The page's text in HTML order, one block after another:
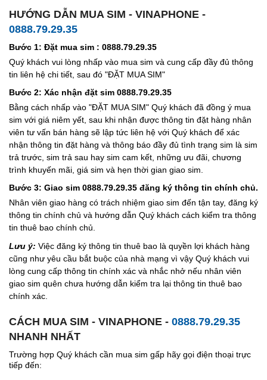
HƯỚNG DẪN MUA SIM - VINAPHONE -
0888.79.29.35
Bước 1: Đặt mua sim : 0888.79.29.35
Quý khách vui lòng nhấp vào mua sim và cung cấp đầy đủ thông
tin liên hệ chi tiết, sau đó "ĐẶT MUA SIM"
Bước 2: Xác nhận đặt sim 0888.79.29.35
Bằng cách nhấp vào "ĐẶT MUA SIM" Quý khách đã đồng ý mua
sim với giá niêm yết, sau khi nhận được thông tin đặt hàng nhân
viên tư vấn bán hàng sẽ lập tức liên hệ với Quý khách để xác
nhận thông tin đặt hàng và thông báo đầy đủ tình trạng sim là sim
trả trước, sim trả sau hay sim cam kết, những ưu đãi, chương
trình khuyến mãi, giá sim và hẹn thời gian giao sim.
Bước 3: Giao sim 0888.79.29.35 đăng ký thông tin chính chủ.
Nhân viên giao hàng có trách nhiệm giao sim đến tận tay, đăng ký
thông tin chính chủ và hướng dẫn Quý khách cách kiểm tra thông
tin thuê bao chính chủ.
Lưu ý: Việc đăng ký thông tin thuê bao là quyền lợi khách hàng
cũng như yêu cầu bắt buộc của nhà mạng vì vậy Quý khách vui
lòng cung cấp thông tin chính xác và nhắc nhở nếu nhân viên
giao sim quên chưa hướng dẫn kiểm tra lại thông tin thuê bao
chính xác.
CÁCH MUA SIM - VINAPHONE - 0888.79.29.35
NHANH NHẤT
Trường hợp Quý khách cần mua sim gấp hãy gọi điện thoại trực
tiếp đến: